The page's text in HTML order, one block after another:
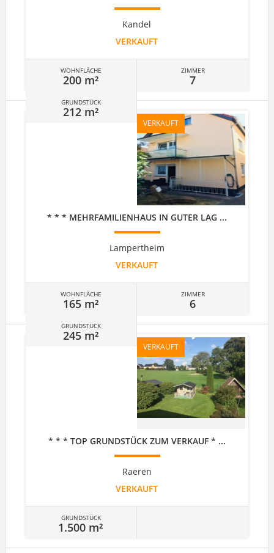
Kandel
VERKAUFT
WOHNFLÄCHE
200 m²
GRUNDSTÜCK
212 m²
ZIMMER
7
VERKAUFT
* * * MEHRFAMILIENHAUS IN GUTER LAG ...
Lampertheim
VERKAUFT
WOHNFLÄCHE
165 m²
GRUNDSTÜCK
245 m²
ZIMMER
6
VERKAUFT
* * * TOP GRUNDSTÜCK ZUM VERKAUF * ...
Raeren
VERKAUFT
GRUNDSTÜCK
1.500 m²